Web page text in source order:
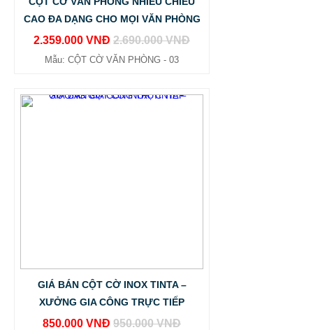
CAO ĐA DẠNG CHO MỌI VĂN PHÒNG
2.359.000 VNĐ 2.690.000 VNĐ
Mẫu: CỘT CỜ VĂN PHÒNG - 03
GIÁ BÁN CỘT CỜ INOX TINTA –
XƯỞNG GIA CÔNG TRỰC TIẾP
850.000 VNĐ 950.000 VNĐ